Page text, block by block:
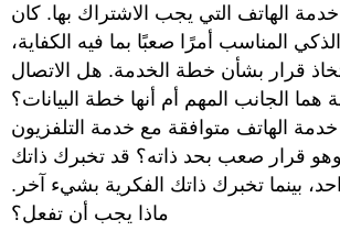
الهاتف التي يجب الاشتراك بها. كان
المناسب أمرًا صعبًا بما فيه الكفاية،
قرار بشأن خطة الخدمة. هل الاتصال
هما الجانب المهم أم أنها خطة البيانات؟
الهاتف متوافقة مع خدمة التلفزيون
قرار صعب بحد ذاته؟ قد تخبرك ذاتك
بينما تخبرك ذاتك الفكرية بشيء آخر.
ماذا يجب أن تفعل؟